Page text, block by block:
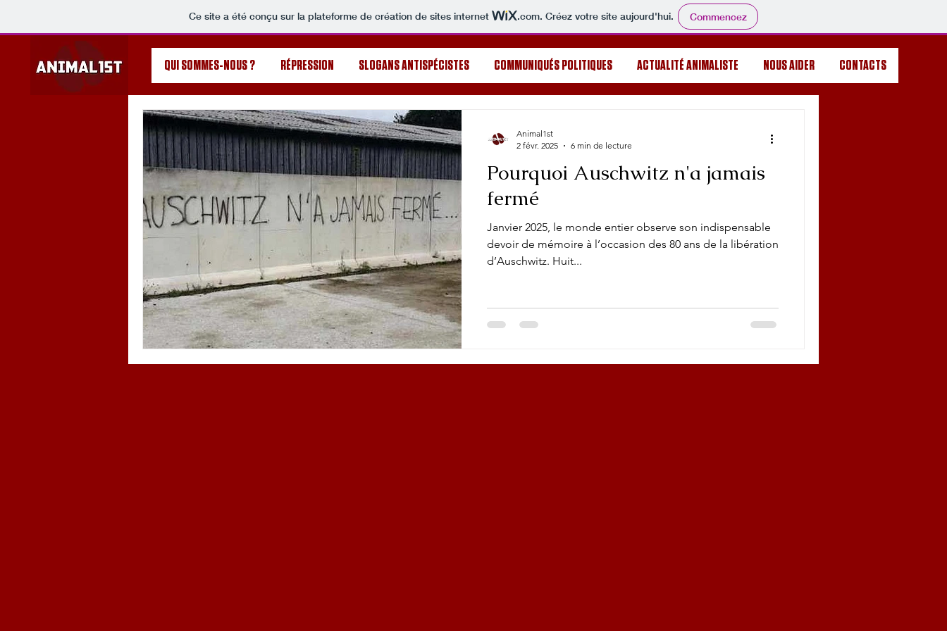
Ce site a été conçu sur la plateforme de création de sites internet .com. Créez votre site aujourd'hui. Commencez
QUI SOMMES-NOUS ? RÉPRESSION SLOGANS ANTISPÉCISTES COMMUNIQUÉS POLITIQUES ACTUALITÉ ANIMALISTE NOUS AIDER CONTACTS
Pourquoi Auschwitz n'a jamais
fermé
Janvier 2025, le monde entier observe son indispensable
devoir de mémoire à l’occasion des 80 ans de la libération
d’Auschwitz. Huit...
Animal1st
2 févr. 2025
6 min de lecture